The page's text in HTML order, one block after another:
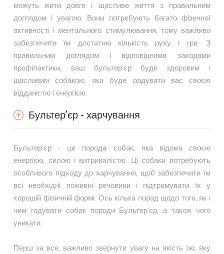
можуть жити довге і щасливе життя з правильним
доглядом і увагою. Вони потребують багато фізичної
активності і ментального стимулювання, тому важливо
забезпечити їм достатню кількість руху і гри. З
правильним доглядом і відповідними заходами
профілактики, ваш бультер'єр буде здоровим і
щасливим собакою, яка буде радувати вас своєю
відданістю і енергією.
Бультер’єр - харчування
Бультер'єр - це порода собак, яка відома своєю
енергією, силою і витривалістю. Ці собаки потребують
особливого підходу до харчування, щоб забезпечити їм
всі необхідні поживні речовини і підтримувати їх у
хорошій фізичній формі. Ось кілька порад щодо того, як і
чим годувати собак породи Бультер'єр, а також чого
уникати.
Перш за все, важливо звернути увагу на якість їжі, яку